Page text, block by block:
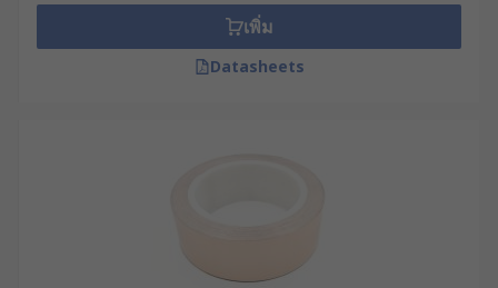
เพิ่ม
Datasheets